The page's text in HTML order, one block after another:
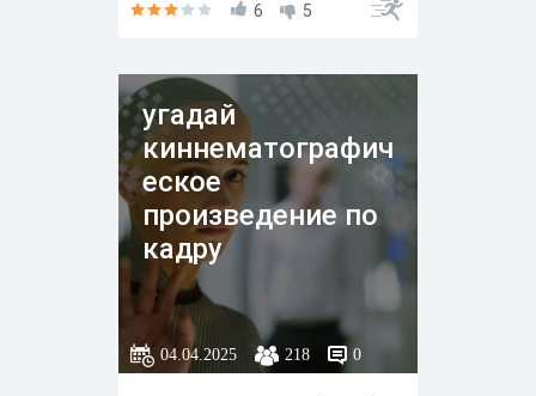
6 5
угадай
киннематографич
еское
произведение по
кадру
04.04.2025 218 0